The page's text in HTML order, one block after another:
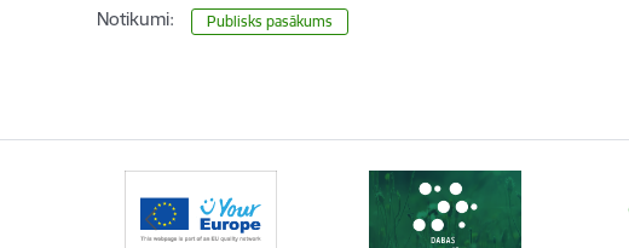
Notikumi: Publisks pasākums